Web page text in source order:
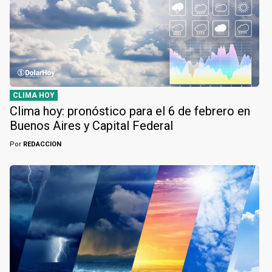
CLIMA HOY
Clima hoy: pronóstico para el 6 de febrero en
Buenos Aires y Capital Federal
Por REDACCION